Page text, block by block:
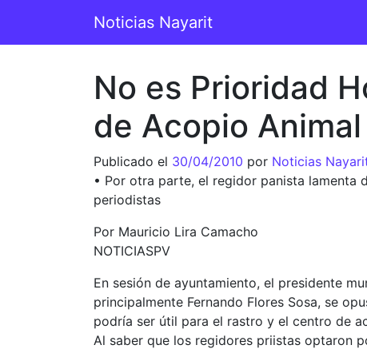
Navegación principal
Noticias Nayarit
No es Prioridad
de Acopio Animal
Publicado el 30/04/2010 por Noticias
• Por otra parte, el regidor panista lamenta
periodistas
Por Mauricio Lira Camacho
NOTICIASPV
En sesión de ayuntamiento, el presidente
principalmente Fernando Flores Sosa, se
podría ser útil para el rastro y el centro de
Al saber que los regidores priistas optaron